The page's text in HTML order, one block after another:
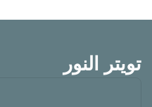
تويتر النور